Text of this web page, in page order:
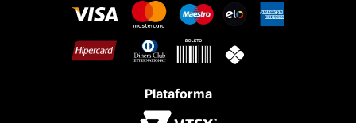
Plataforma